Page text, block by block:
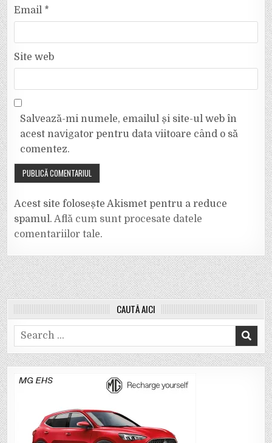
Email *
Site web
Salvează-mi numele, emailul și site-ul web în
acest navigator pentru data viitoare când o să
comentez.
Acest site folosește Akismet pentru a reduce
spamul. Află cum sunt procesate datele
comentariilor tale.
CAUTĂ AICI
Search
for: